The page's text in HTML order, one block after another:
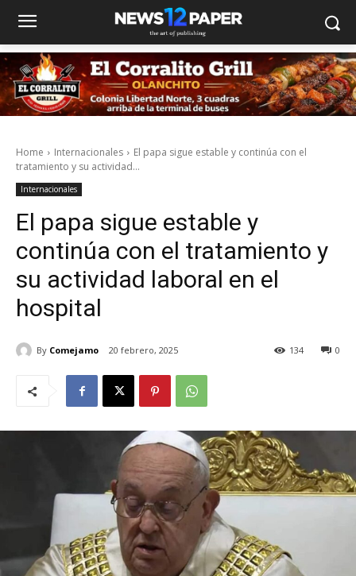
Home Internacionales
El papa sigue estable y continúa con el
tratamiento y su actividad...
Internacionales
El papa sigue estable y
continúa con el tratamiento y
su actividad laboral en el
hospital
By Comejamo 20 febrero, 2025 0
134